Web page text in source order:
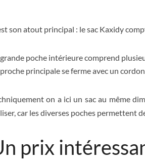
son atout principal : le sac Kaxidy
grande poche intérieure comprend
principale se ferme avec un
on a ici un sac au même
car les diverses poches permettent
prix